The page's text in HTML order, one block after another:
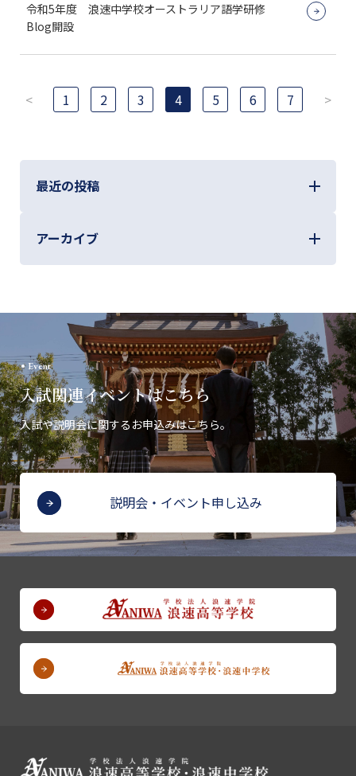
令和5年度 浪速中学校オーストラリア語学研修
Blog開設
投
ペ
送
< 1 2 3 4 5 6 7 >
最近の投稿
アーカイブ
Event
入試関連イベントはこちら
入試や説明会に関するお申込みはこちら。
説明会・イベント申し込み